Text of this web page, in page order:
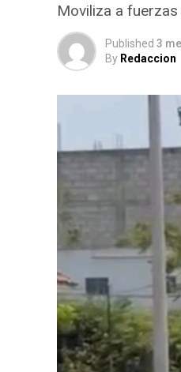
Moviliza a
Published 3
By Redaccion